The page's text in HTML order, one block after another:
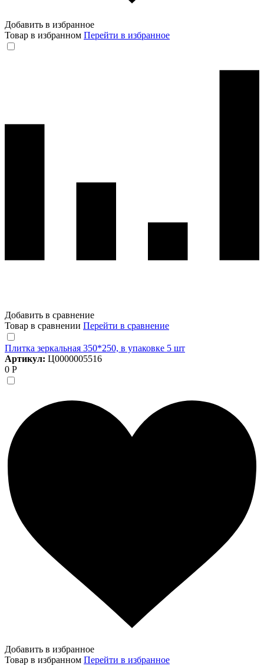
Добавить в избранное
Товар в избранном Перейти в избранное
Добавить в сравнение
Товар в сравнении Перейти в сравнение
Плитка зеркальная 350*250, в упаковке 5 шт
Артикул: Ц0000005516
0 Р
Добавить в избранное
Товар в избранном Перейти в избранное